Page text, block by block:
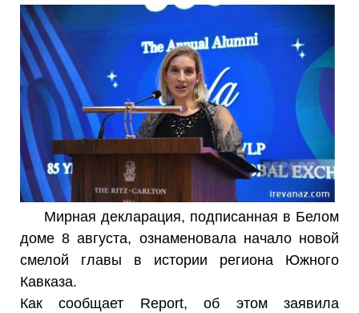
Мирная декларация, подписанная в Белом
доме 8 августа, ознаменовала начало новой
смелой главы в истории региона Южного
Кавказа.
Как сообщает Report, об этом заявила